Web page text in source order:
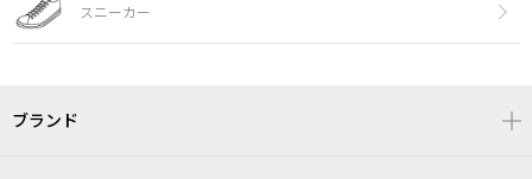
スニーカー
ブランド